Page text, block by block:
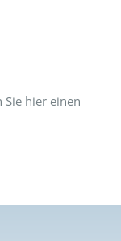
Sie hier einen